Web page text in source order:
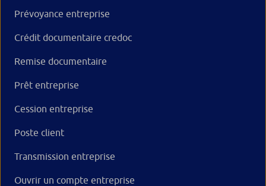
Prévoyance entreprise
Crédit documentaire credoc
Remise documentaire
Prêt entreprise
Cession entreprise
Poste client
Transmission entreprise
Ouvrir un compte entreprise